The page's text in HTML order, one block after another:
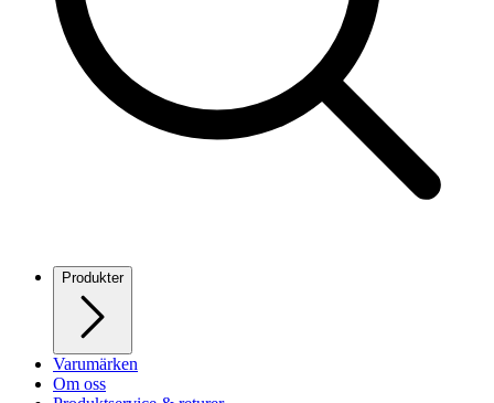
Produkter
Varumärken
Om oss